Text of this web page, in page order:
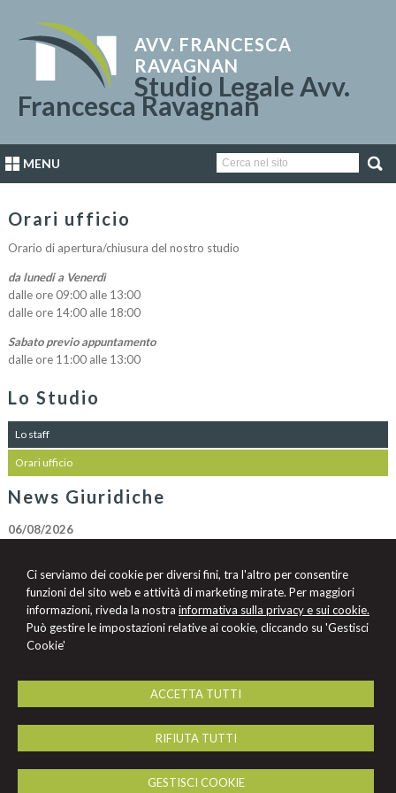
Ci serviamo dei cookie per diversi fini, tra l'altro per consentire
funzioni del sito web e attività di marketing mirate. Per maggiori
informazioni, riveda la nostra informativa sulla privacy e sui cookie.
Può gestire le impostazioni relative ai cookie, cliccando su 'Gestisci
Cookie'
ACCETTA TUTTI
RIFIUTA TUTTI
GESTISCI COOKIE
AVV. FRANCESCA
RAVAGNAN
Studio Legale Avv.
Francesca Ravagnan
MENU
Orari ufficio
Orario di apertura/chiusura del nostro studio
da lunedi a Venerdì
dalle ore 09:00 alle 13:00
dalle ore 14:00 alle 18:00
Sabato previo appuntamento
dalle ore 11:00 alle 13:00
Lo Studio
Lo staff
Orari ufficio
News Giuridiche
06/08/2026
06/08/2026
L’assicurazione del condominio è impegnata nei limiti stabiliti dalla polizza
06/08/2026
Accesso a immagini di videosorveglianza e privacy: la necessità di una
Avv. Francesca Ravagnan
Studio Legale Avv. Francesca Ravagnan
Via Mascheraio n. 12 -Ferrara44121,FE
0532.242112